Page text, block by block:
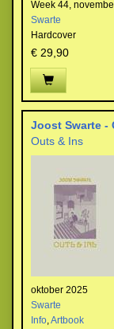
Week 44,
Swarte
Hardcover
€ 29,90
Joost Swarte -
Outs & Ins
oktober 2025
Swarte
Info,Artbook